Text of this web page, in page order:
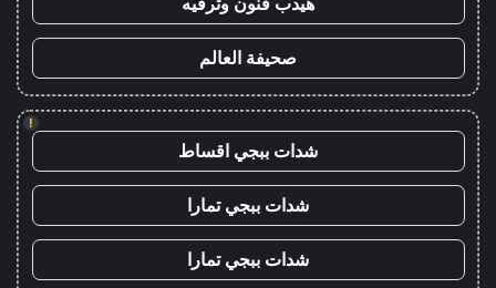
صحيفة العالم
!
شدات ببجي اقساط
شدات ببجي تمارا
شدات ببجي تمارا